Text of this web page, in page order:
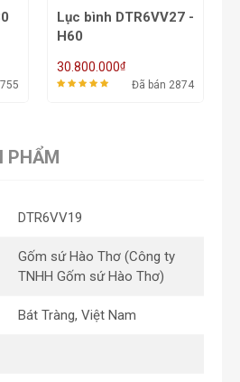
-
2874
Mâm bồng
DTR6VV26 -
5.775.000
Đã bán 2771
PHẨM
DTR6VV19
Gốm sứ Hào Thơ (Công ty
TNHH Gốm sứ Hào Thơ)
Bát Tràng, Việt Nam